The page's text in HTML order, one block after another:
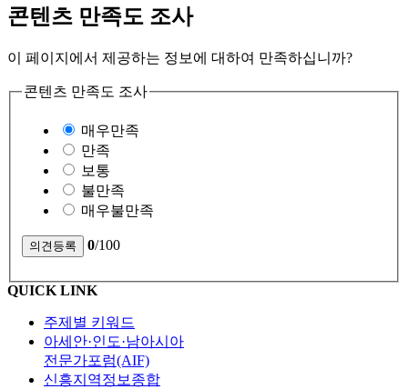
콘텐츠 만족도 조사
이 페이지에서 제공하는 정보에 대하여 만족하십니까?
콘텐츠 만족도 조사
매우만족
만족
보통
불만족
매우불만족
0/100
QUICK LINK
주제별 키워드
아세안·인도·남아시아
전문가포럼(AIF)
신흥지역정보종합